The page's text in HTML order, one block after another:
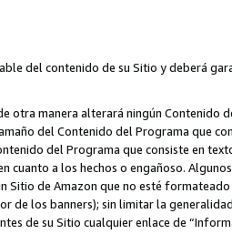
del contenido de su Sitio y deberá
otra manera alterará ningún
del Contenido del Programa que
del Programa que consiste en
cuanto a los hechos o engañoso.
Sitio de Amazon que no esté
de los banners); sin limitar la
de su Sitio cualquier enlace de